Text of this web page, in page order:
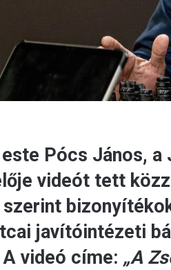
Pócs János,
videót tett
javítóintézeti
videó címe: „A